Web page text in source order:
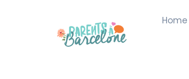
Home